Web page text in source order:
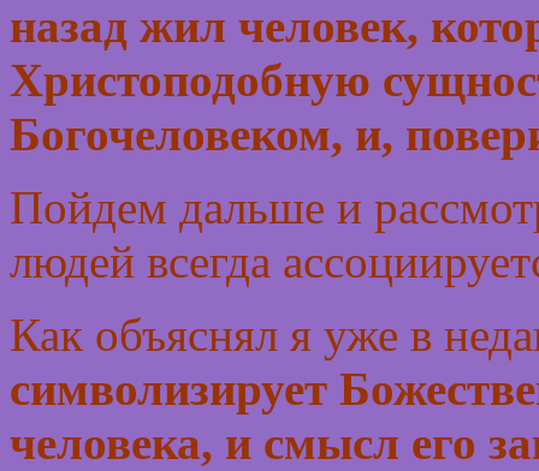
назад жил человек,
Христоподобную
Богочеловеком, и,
Пойдем дальше и
людей всегда
Как объяснял я уже в
символизирует
человека, и смысл его